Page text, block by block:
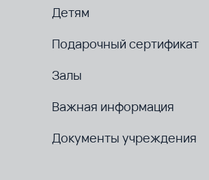
Детям
Подарочный сертификат
Залы
Важная информация
Документы учреждения